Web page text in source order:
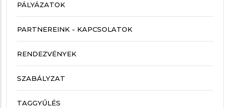
PÁLYÁZATOK
PARTNEREINK - KAPCSOLATOK
RENDEZVÉNYEK
SZABÁLYZAT
TAGGYŰLÉS